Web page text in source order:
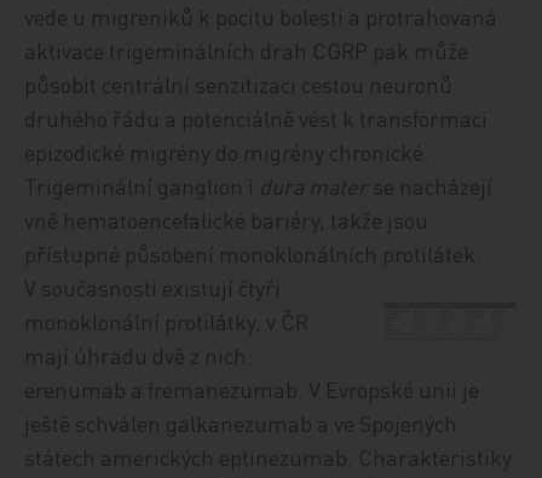
vede u migreniků k pocitu bolesti a protrahovaná
aktivace trigeminálních drah CGRP pak může
působit centrální senzitizaci cestou neuronů
druhého řádu a potenciálně vést k transformaci
epizodické migrény do migrény chronické.
Trigeminální ganglion i dura mater se nacházejí
vně hematoencefalické bariéry, takže jsou
přístupné působení monoklonálních protilátek.
V současnosti existují čtyři
monoklonální protilátky, v ČR
mají úhradu dvě z nich:
erenumab a fremanezumab. V Evropské unii je
ještě schválen galkanezumab a ve Spojených
státech amerických eptinezumab. Charakteristiky